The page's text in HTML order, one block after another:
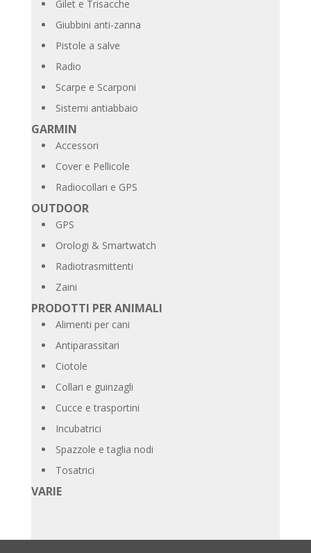
Gilet e Trisacche
Giubbini anti-zanna
Pistole a salve
Radio
Scarpe e Scarponi
Sistemi antiabbaio
GARMIN
Accessori
Cover e Pellicole
Radiocollari e GPS
OUTDOOR
GPS
Orologi & Smartwatch
Radiotrasmittenti
Zaini
PRODOTTI PER ANIMALI
Alimenti per cani
Antiparassitari
Ciotole
Collari e guinzagli
Cucce e trasportini
Incubatrici
Spazzole e taglia nodi
Tosatrici
VARIE